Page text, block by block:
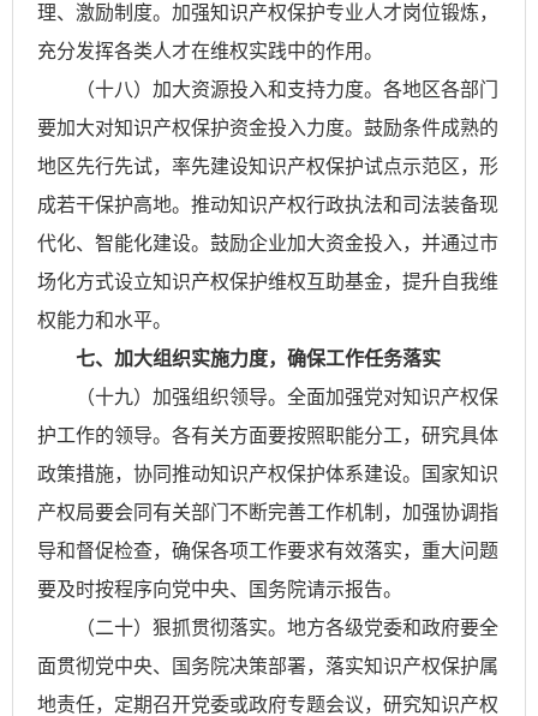
理、激励制度。加强知识产权保护专业人才岗位锻炼，
充分发挥各类人才在维权实践中的作用。
（十八）加大资源投入和支持力度。各地区各部门
要加大对知识产权保护资金投入力度。鼓励条件成熟的
地区先行先试，率先建设知识产权保护试点示范区，形
成若干保护高地。推动知识产权行政执法和司法装备现
代化、智能化建设。鼓励企业加大资金投入，并通过市
场化方式设立知识产权保护维权互助基金，提升自我维
权能力和水平。
七、加大组织实施力度，确保工作任务落实
（十九）加强组织领导。全面加强党对知识产权保
护工作的领导。各有关方面要按照职能分工，研究具体
政策措施，协同推动知识产权保护体系建设。国家知识
产权局要会同有关部门不断完善工作机制，加强协调指
导和督促检查，确保各项工作要求有效落实，重大问题
要及时按程序向党中央、国务院请示报告。
（二十）狠抓贯彻落实。地方各级党委和政府要全
面贯彻党中央、国务院决策部署，落实知识产权保护属
地责任，定期召开党委或政府专题会议，研究知识产权